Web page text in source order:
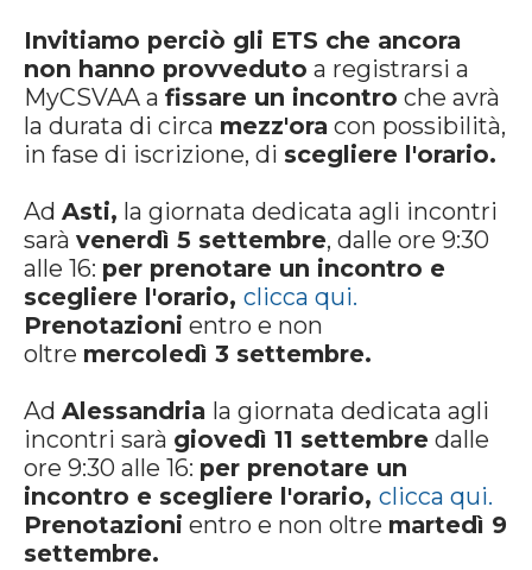
Invitiamo perciò gli ETS che ancora
non hanno provveduto a registrarsi a
MyCSVAA a fissare un incontro che avrà
la durata di circa mezz'ora con possibilità,
in fase di iscrizione, di scegliere l'orario.
Ad Asti, la giornata dedicata agli incontri
sarà venerdì 5 settembre, dalle ore 9:30
alle 16: per prenotare un incontro e
scegliere l'orario, clicca qui.
Prenotazioni entro e non
oltre mercoledì 3 settembre.
Ad Alessandria la giornata dedicata agli
incontri sarà giovedì 11 settembre dalle
ore 9:30 alle 16: per prenotare un
incontro e scegliere l'orario, clicca qui.
Prenotazioni entro e non oltre martedì 9
settembre.